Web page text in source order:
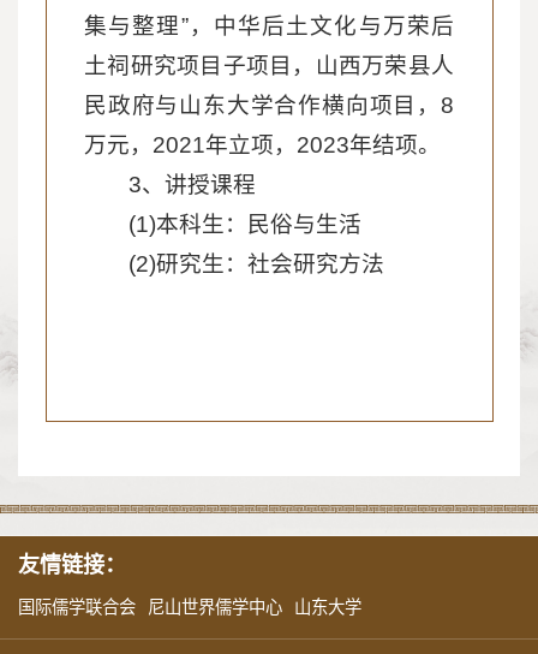
集与整理”，中华后土文化与万荣后
土祠研究项目子项目，山西万荣县人
民政府与山东大学合作横向项目，8
万元，2021年立项，2023年结项。
3、讲授课程
(1)本科生：民俗与生活
(2)研究生：社会研究方法
友情链接：
国际儒学联合会 尼山世界儒学中心 山东大学